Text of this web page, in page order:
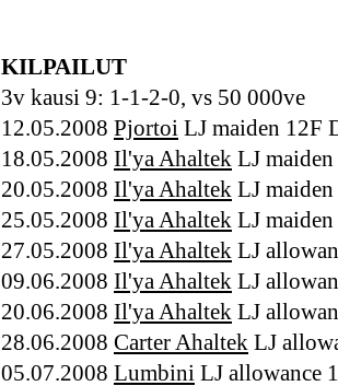
KILPAILUT
3v kausi 9: 1-1-2-0, vs 50 000ve
12.05.2008 Pjortoi LJ maiden 12F
18.05.2008 Il'ya Ahaltek LJ
20.05.2008 Il'ya Ahaltek LJ
25.05.2008 Il'ya Ahaltek LJ
27.05.2008 Il'ya Ahaltek LJ
09.06.2008 Il'ya Ahaltek LJ
20.06.2008 Il'ya Ahaltek LJ
28.06.2008 Carter Ahaltek LJ
05.07.2008 Lumbini LJ allowance